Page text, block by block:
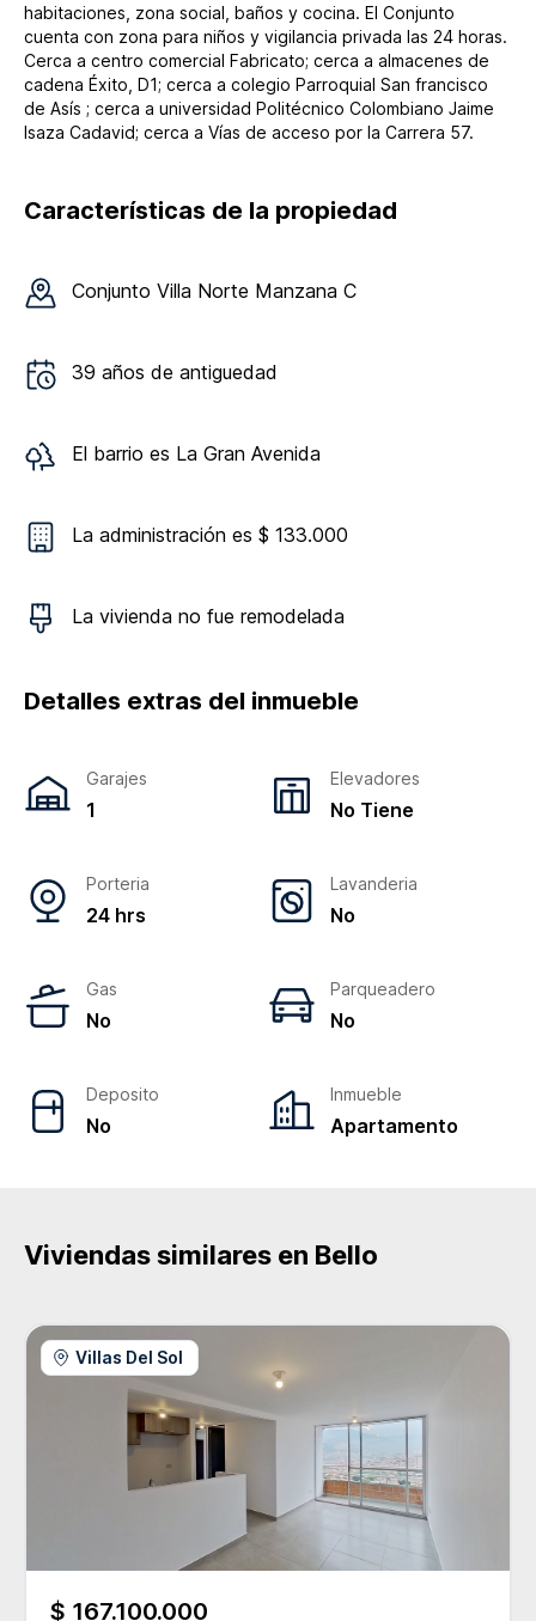
habitaciones, zona social, baños y cocina. El Conjunto
cuenta con zona para niños y vigilancia privada las 24 horas.
Cerca a centro comercial Fabricato; cerca a almacenes de
cadena Éxito, D1; cerca a colegio Parroquial San francisco
de Asís ; cerca a universidad Politécnico Colombiano Jaime
Isaza Cadavid; cerca a Vías de acceso por la Carrera 57.
Características de la propiedad
Conjunto Villa Norte Manzana C
39 años de antiguedad
El barrio es La Gran Avenida
La administración es $ 133.000
La vivienda no fue remodelada
Detalles extras del inmueble
Garajes
1
Elevadores
No Tiene
Porteria
24 hrs
Lavanderia
No
Gas
No
Parqueadero
No
Deposito
No
Inmueble
Apartamento
Viviendas similares en Bello
Villas Del Sol
$ 167.100.000